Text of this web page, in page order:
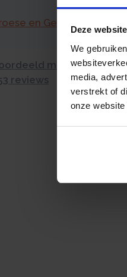
Deze
We
media,
verstrekt of
onze
en Geraerts
met een 9.0 uit
reviews